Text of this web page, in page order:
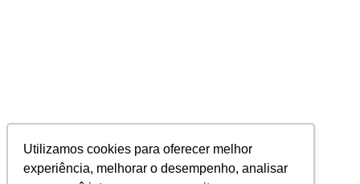
Utilizamos cookies para oferecer melhor
experiência, melhorar o desempenho, analisar